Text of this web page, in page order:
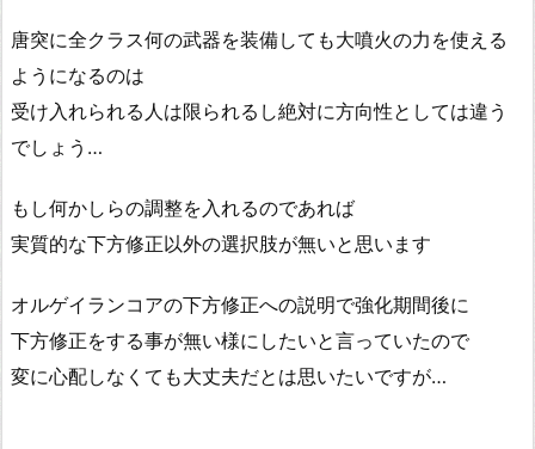
唐突に全クラス何の武器を装備しても大噴火の力を使える
ようになるのは
受け入れられる人は限られるし絶対に方向性としては違う
でしょう…
もし何かしらの調整を入れるのであれば
実質的な下方修正以外の選択肢が無いと思います
オルゲイランコアの下方修正への説明で強化期間後に
下方修正をする事が無い様にしたいと言っていたので
変に心配しなくても大丈夫だとは思いたいですが…